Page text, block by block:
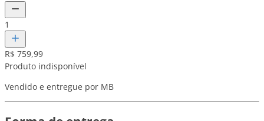
1
R$ 759,99
Produto indisponível
Vendido e entregue por MB